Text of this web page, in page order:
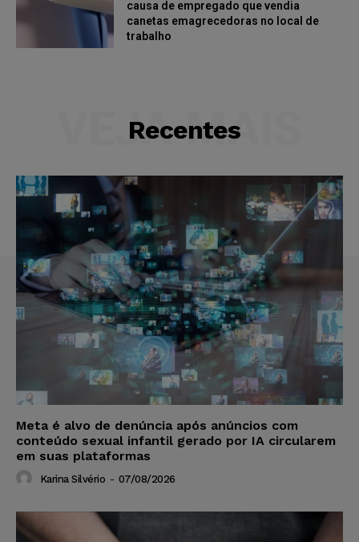
causa de empregado que vendia
canetas emagrecedoras no local de
trabalho
Recentes
VEJA MAIS
Meta é alvo de denúncia após anúncios com
conteúdo sexual infantil gerado por IA circularem
em suas plataformas
Karina Silvério - 07/08/2026